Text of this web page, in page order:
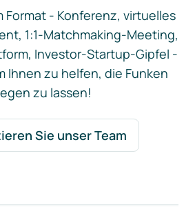
Format - Konferenz, virtuelles
1:1-Matchmaking-Meeting,
Investor-Startup-Gipfel -
Ihnen zu helfen, die Funken
zu lassen!
Sie unser Team